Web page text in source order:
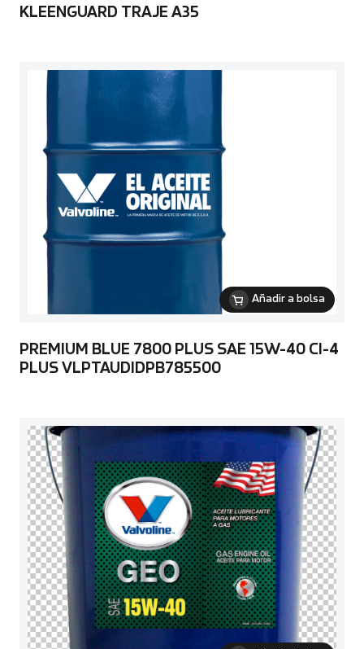
KLEENGUARD TRAJE A35
Añadir a bolsa
PREMIUM BLUE 7800 PLUS SAE 15W-40 CI-4
PLUS VLPTAUDIDPB785500